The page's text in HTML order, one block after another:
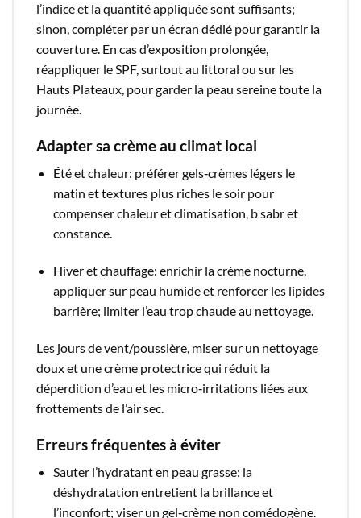
l’indice et la quantité appliquée sont suffisants;
sinon, compléter par un écran dédié pour garantir la
couverture. En cas d’exposition prolongée,
réappliquer le SPF, surtout au littoral ou sur les
Hauts Plateaux, pour garder la peau sereine toute la
journée.​
Adapter sa crème au climat local
Été et chaleur: préférer gels‑crèmes légers le
matin et textures plus riches le soir pour
compenser chaleur et climatisation, b sabr et
constance.​
Hiver et chauffage: enrichir la crème nocturne,
appliquer sur peau humide et renforcer les lipides
barrière; limiter l’eau trop chaude au nettoyage.​
Les jours de vent/poussière, miser sur un nettoyage
doux et une crème protectrice qui réduit la
déperdition d’eau et les micro‑irritations liées aux
frottements de l’air sec.​
Erreurs fréquentes à éviter
Sauter l’hydratant en peau grasse: la
déshydratation entretient la brillance et
l’inconfort; viser un gel‑crème non comédogène.​